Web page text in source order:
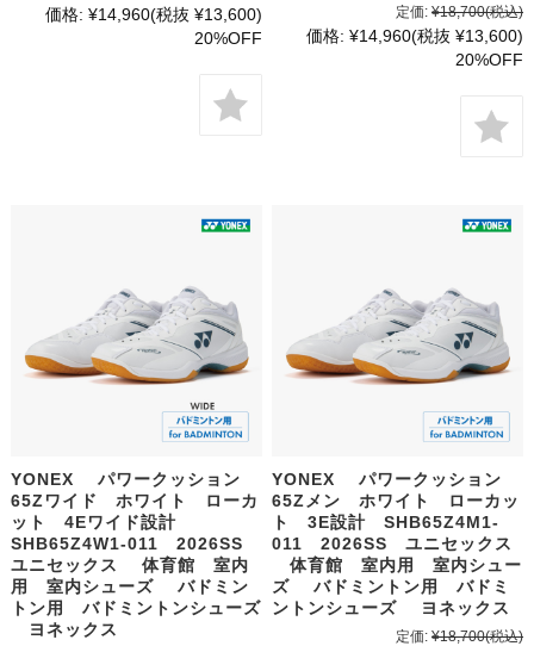
価格: ¥14,960(税抜 ¥13,600)
20%OFF
定価: ¥18,700(税込)
価格: ¥14,960(税抜 ¥13,600)
20%OFF
YONEX パワークッション
65Zワイド ホワイト ローカ
ット 4Eワイド設計
SHB65Z4W1-011 2026SS
ユニセックス 体育館 室内
用 室内シューズ バドミン
トン用 バドミントンシューズ
ヨネックス
YONEX パワークッション
65Zメン ホワイト ローカッ
ト 3E設計 SHB65Z4M1-
011 2026SS ユニセックス
体育館 室内用 室内シュー
ズ バドミントン用 バドミ
ントンシューズ ヨネックス
定価: ¥18,700(税込)